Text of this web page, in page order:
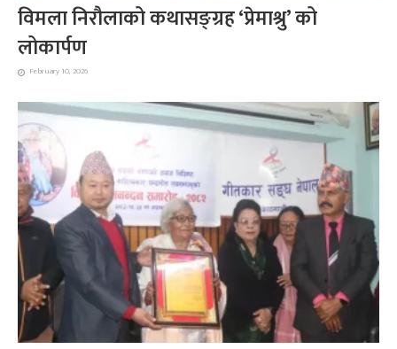
विमला निरौलाको कथासङ्ग्रह ‘प्रेमाश्रु’ को
लोकार्पण
February 10, 2026